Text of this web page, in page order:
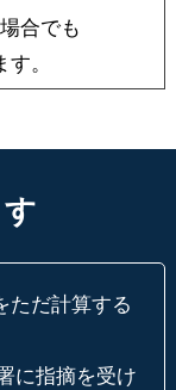
合でも
。
ただ計算する
に指摘を受け